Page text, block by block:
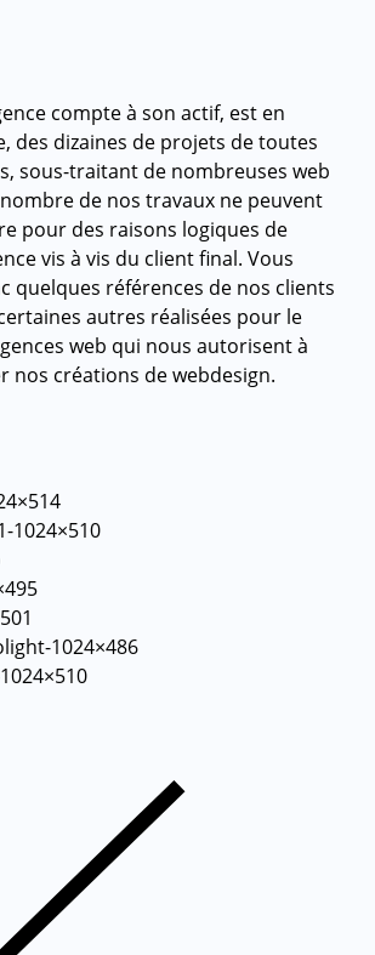
compte à son actif, est en
des dizaines de projets de toutes
sous-traitant de nombreuses web
de nos travaux ne peuvent
pour des raisons logiques de
vis à vis du client final. Vous
quelques références de nos clients
autres réalisées pour le
web qui nous autorisent à
nos créations de webdesign.